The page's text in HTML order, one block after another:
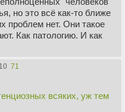
но это всё как-то ближе
проблем нет. Они такое
Как патологию. И как
71
всяких, уж тем